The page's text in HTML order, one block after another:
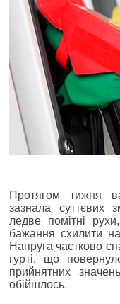
Протягом тижня
зазнала суттєвих
ледве помітні
бажання схилити
Напруга частково
гурті, що
прийнятних
обійшлось.